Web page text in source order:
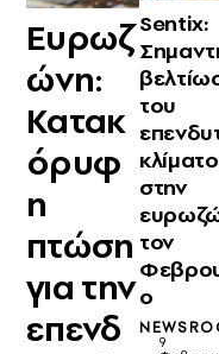
Ευρωζ
ώνη:
Κατακ
όρυφ
η
πτώση
για την
επενδ
Sentix:
του
στην
τον
ο
9